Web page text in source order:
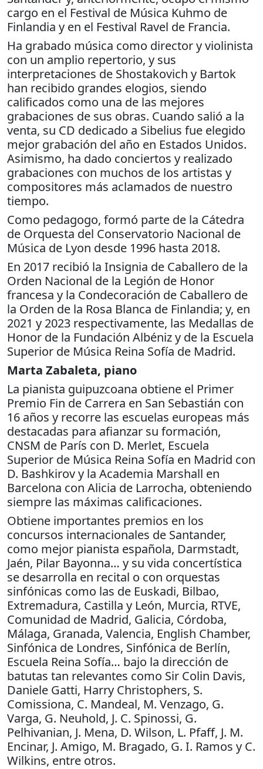
cargo en el Festival de Música Kuhmo de
Finlandia y en el Festival Ravel de Francia.
Ha grabado música como director y violinista
con un amplio repertorio, y sus
interpretaciones de Shostakovich y Bartok
han recibido grandes elogios, siendo
calificados como una de las mejores
grabaciones de sus obras. Cuando salió a la
venta, su CD dedicado a Sibelius fue elegido
mejor grabación del año en Estados Unidos.
Asimismo, ha dado conciertos y realizado
grabaciones con muchos de los artistas y
compositores más aclamados de nuestro
tiempo.
Como pedagogo, formó parte de la Cátedra
de Orquesta del Conservatorio Nacional de
Música de Lyon desde 1996 hasta 2018.
En 2017 recibió la Insignia de Caballero de la
Orden Nacional de la Legión de Honor
francesa y la Condecoración de Caballero de
la Orden de la Rosa Blanca de Finlandia; y, en
2021 y 2023 respectivamente, las Medallas de
Honor de la Fundación Albéniz y de la Escuela
Superior de Música Reina Sofía de Madrid.
Marta Zabaleta, piano
La pianista guipuzcoana obtiene el Primer
Premio Fin de Carrera en San Sebastián con
16 años y recorre las escuelas europeas más
destacadas para afianzar su formación,
CNSM de París con D. Merlet, Escuela
Superior de Música Reina Sofía en Madrid con
D. Bashkirov y la Academia Marshall en
Barcelona con Alicia de Larrocha, obteniendo
siempre las máximas calificaciones.
Obtiene importantes premios en los
concursos internacionales de Santander,
como mejor pianista española, Darmstadt,
Jaén, Pilar Bayonna… y su vida concertística
se desarrolla en recital o con orquestas
sinfónicas como las de Euskadi, Bilbao,
Extremadura, Castilla y León, Murcia, RTVE,
Comunidad de Madrid, Galicia, Córdoba,
Málaga, Granada, Valencia, English Chamber,
Sinfónica de Londres, Sinfónica de Berlín,
Escuela Reina Sofía… bajo la dirección de
batutas tan relevantes como Sir Colin Davis,
Daniele Gatti, Harry Christophers, S.
Comissiona, C. Mandeal, M. Venzago, G.
Varga, G. Neuhold, J. C. Spinossi, G.
Pelhivanian, J. Mena, D. Wilson, L. Pfaff, J. M.
Encinar, J. Amigo, M. Bragado, G. I. Ramos y C.
Wilkins, entre otros.